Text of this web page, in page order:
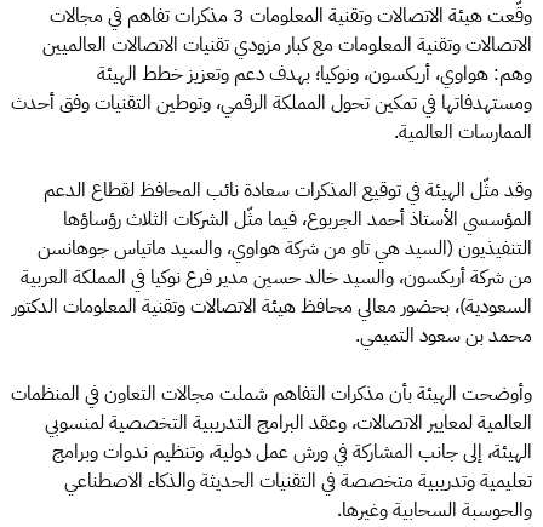
وقّعت هيئة الاتصالات وتقنية المعلومات 3 مذكرات تفاهم في مجالات
الاتصالات وتقنية المعلومات مع كبار مزودي تقنيات الاتصالات العالميين
وهم: هواوي، أريكسون، ونوكيا؛ بهدف دعم وتعزيز خطط الهيئة
ومستهدفاتها في تمكين تحول المملكة الرقمي، وتوطين التقنيات وفق أحدث
الممارسات العالمية.
وقد مثّل الهيئة في توقيع المذكرات سعادة نائب المحافظ لقطاع الدعم
المؤسسي الأستاذ أحمد الجربوع، فيما مثّل الشركات الثلاث رؤساؤها
التنفيذيون (السيد هي تاو من شركة هواوي، والسيد ماتياس جوهانسن
من شركة أريكسون، والسيد خالد حسين مدير فرع نوكيا في المملكة العربية
السعودية)، بحضور معالي محافظ هيئة الاتصالات وتقنية المعلومات الدكتور
محمد بن سعود التميمي.
وأوضحت الهيئة بأن مذكرات التفاهم شملت مجالات التعاون في المنظمات
العالمية لمعايير الاتصالات، وعقد البرامج التدريبية التخصصية لمنسوبي
الهيئة، إلى جانب المشاركة في ورش عمل دولية، وتنظيم ندوات وبرامج
تعليمية وتدريبية متخصصة في التقنيات الحديثة والذكاء الاصطناعي
والحوسبة السحابية وغيرها.